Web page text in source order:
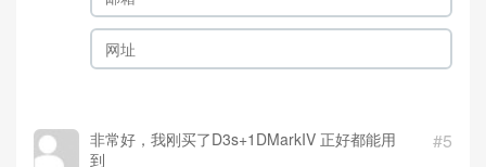
#5
非常好，我刚买了D3s+1DMarkIV 正好都能用
到